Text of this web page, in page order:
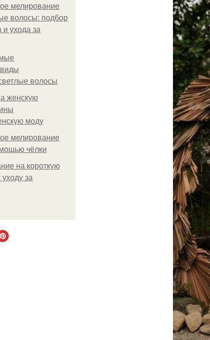
мелирование
волосы: подбор
и ухода за
волосы
женскую
моду
мелирование
чёлки
на короткую
за